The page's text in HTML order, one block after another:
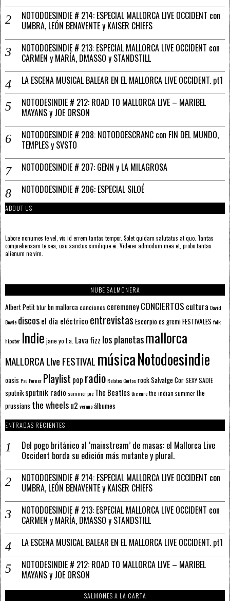
NOTODOESINDIE # 214: ESPECIAL MALLORCA LIVE OCCIDENT con
UMBRA, LEÓN BENAVENTE y KAISER CHIEFS
NOTODOESINDIE # 213: ESPECIAL MALLORCA LIVE OCCIDENT con
CARMEN y MARÍA, DMASSO y STANDSTILL
LA ESCENA MUSICAL BALEAR EN EL MALLORCA LIVE OCCIDENT. pt1
NOTODESINDIE # 212: ROAD TO MALLORCA LIVE – MARIBEL
MAYANS y JOE ORSON
NOTODOESINDIE # 208: NOTODOESCRANC con FIN DEL MUNDO,
TEMPLES y SVSTO
NOTODOESINDIE # 207: GENN y LA MILAGROSA
NOTODOESINDIE # 206: ESPECIAL SILOÉ
ABOUT US
Labore nonumes te vel, vis id errem tantas tempor. Solet quidam salutatus at quo. Tantas
comprehensam te sea, usu sanctus similique ei. Viderer admodum mea et, probo tantas
alienum ne vim.
NUBE SALMONERA
Albert Petitblurbn mallorcacanciones ceremoneyCONCIERTOS cultura David
Bowie discosel día eléctrico entrevistas Escorpioes gremiFESTIVALES folk
hipster Indie jane yo l.a. Lava fizz los planetasmallorca
MALLORCA LIve FESTIVAL músicaNotodoesindie
oasis Pau Forner Playlist pop radioRelatos CortosrockSalvatge CorSEXY SADIE
sputnik sputnik radio summer pie The Beatlesthe curethe indian summerthe
prussians the wheelsu2 veranoálbumes
ENTRADAS RECIENTES
Del pogo británico al ‘mainstream’ de masas: el Mallorca Live
Occident borda su edición más mutante y plural.
NOTODOESINDIE # 214: ESPECIAL MALLORCA LIVE OCCIDENT con
UMBRA, LEÓN BENAVENTE y KAISER CHIEFS
NOTODOESINDIE # 213: ESPECIAL MALLORCA LIVE OCCIDENT con
CARMEN y MARÍA, DMASSO y STANDSTILL
LA ESCENA MUSICAL BALEAR EN EL MALLORCA LIVE OCCIDENT. pt1
NOTODESINDIE # 212: ROAD TO MALLORCA LIVE – MARIBEL
MAYANS y JOE ORSON
SALMONES A LA CARTA